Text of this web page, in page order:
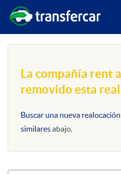
La compañía rent
removido esta
Buscar una nueva realocación
similaresabajo.